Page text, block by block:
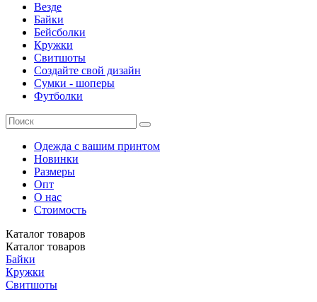
Везде
Байки
Бейсболки
Кружки
Свитшоты
Создайте свой дизайн
Сумки - шоперы
Футболки
Одежда с вашим принтом
Новинки
Размеры
Опт
О нас
Стоимость
Каталог товаров
Каталог товаров
Байки
Кружки
Свитшоты